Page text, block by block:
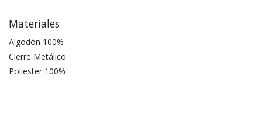
Materiales
Algodón 100%
Cierre Metálico
Poliester 100%